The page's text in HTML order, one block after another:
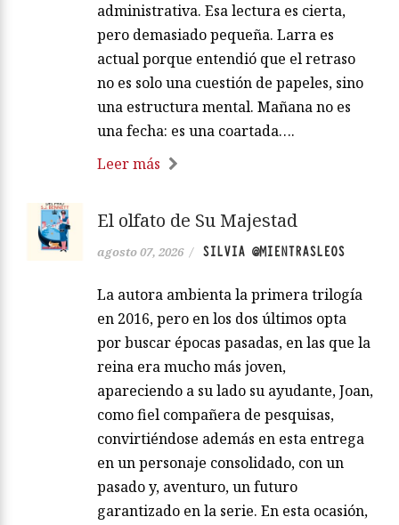
administrativa. Esa lectura es cierta,
pero demasiado pequeña. Larra es
actual porque entendió que el retraso
no es solo una cuestión de papeles, sino
una estructura mental. Mañana no es
una fecha: es una coartada….
Leer más
El olfato de Su Majestad
agosto 07, 2026 / SILVIA @MIENTRASLEOS
La autora ambienta la primera trilogía
en 2016, pero en los dos últimos opta
por buscar épocas pasadas, en las que la
reina era mucho más joven,
apareciendo a su lado su ayudante, Joan,
como fiel compañera de pesquisas,
convirtiéndose además en esta entrega
en un personaje consolidado, con un
pasado y, aventuro, un futuro
garantizado en la serie. En esta ocasión,